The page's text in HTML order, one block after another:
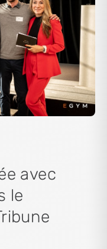
avec
le